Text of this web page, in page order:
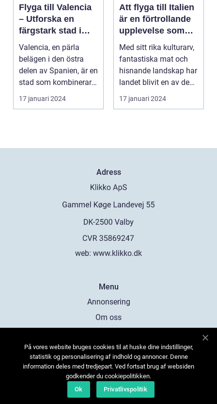
Flyga till Valencia
– Utforska en
färgstark stad i
Spanien
Valencia, en pärla
belägen i den östra
delen av Spanien, är en
stad som kombinerar
kustens skönhet m...
17 januari 2024
Att flyga till Italien
är en förtrollande
upplevelse som
lockar besökare
från hela världen
Med sitt rika kulturarv,
fantastiska mat och
hisnande landskap har
landet blivit en av de
populärast...
17 januari 2024
Adress
web: www.klikko.dk
Menu
Annonsering
Om oss
Kontakta oss
Sitemap
På vores website bruges cookies til at huske dine indstillinger,
statistik og personalisering af indhold og annoncer. Denne
information deles med tredjepart. Ved fortsat brug af websiden
godkender du cookiepolitikken.
Ok
Privatlivspolitik